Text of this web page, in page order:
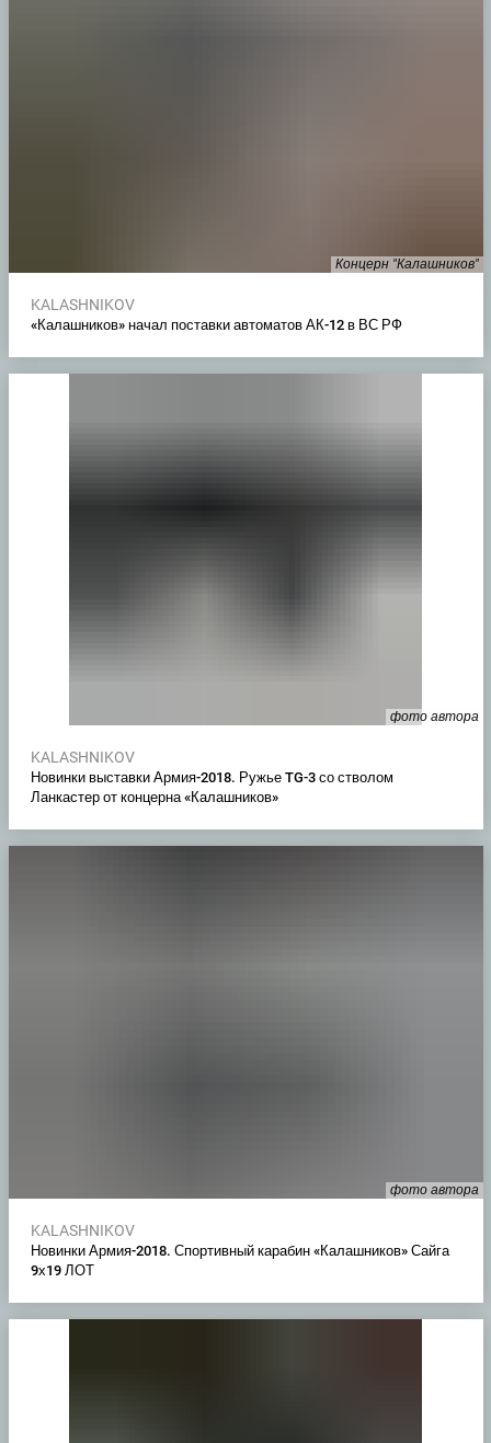
Концерн "Калашников"
KALASHNIKOV
«Калашников» начал поставки автоматов АК-12 в ВС РФ
фото автора
KALASHNIKOV
Новинки выставки Армия-2018. Ружье TG-3 со стволом
Ланкастер от концерна «Калашников»
фото автора
KALASHNIKOV
Новинки Армия-2018. Спортивный карабин «Калашников» Сайга
9х19 ЛОТ